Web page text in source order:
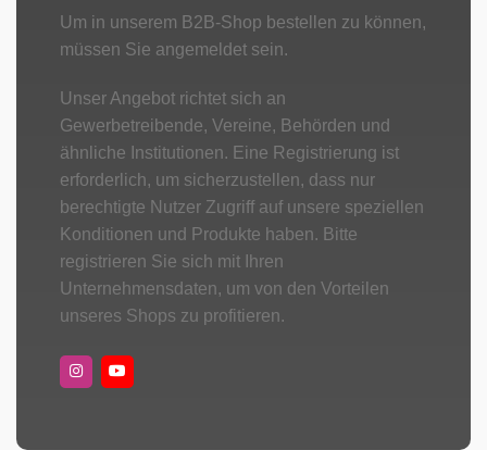
Um in unserem B2B-Shop bestellen zu können,
müssen Sie angemeldet sein.
Unser Angebot richtet sich an
Gewerbetreibende, Vereine, Behörden und
ähnliche Institutionen. Eine Registrierung ist
erforderlich, um sicherzustellen, dass nur
berechtigte Nutzer Zugriff auf unsere speziellen
Konditionen und Produkte haben. Bitte
registrieren Sie sich mit Ihren
Unternehmensdaten, um von den Vorteilen
unseres Shops zu profitieren.